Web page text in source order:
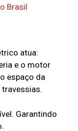
Brasil
atua:
e o motor
espaço da
Garantindo